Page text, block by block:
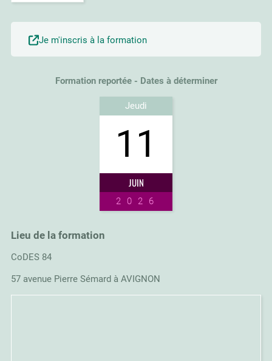
Je m'inscris à la formation
Formation reportée - Dates à déterminer
Jeudi
11
JUIN
2026
Lieu de la formation
CoDES 84
57 avenue Pierre Sémard à AVIGNON